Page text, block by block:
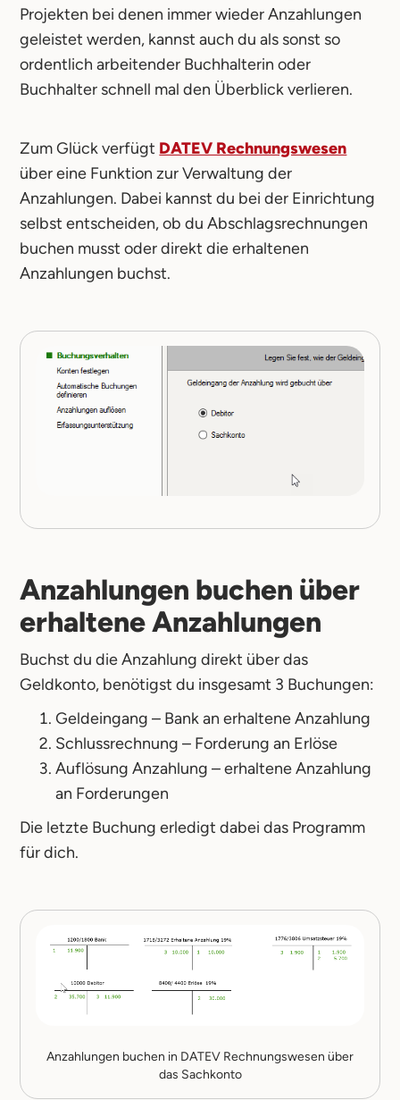
Projekten bei denen immer wieder Anzahlungen
geleistet werden, kannst auch du als sonst so
ordentlich arbeitender Buchhalterin oder
Buchhalter schnell mal den Überblick verlieren.
Zum Glück verfügt DATEV Rechnungswesen
über eine Funktion zur Verwaltung der
Anzahlungen. Dabei kannst du bei der Einrichtung
selbst entscheiden, ob du Abschlagsrechnungen
buchen musst oder direkt die erhaltenen
Anzahlungen buchst.
Anzahlungen buchen über
erhaltene Anzahlungen
Buchst du die Anzahlung direkt über das
Geldkonto, benötigst du insgesamt 3 Buchungen:
Geldeingang – Bank an erhaltene Anzahlung
Schlussrechnung – Forderung an Erlöse
Auflösung Anzahlung – erhaltene Anzahlung
an Forderungen
Die letzte Buchung erledigt dabei das Programm
für dich.
Anzahlungen buchen in DATEV Rechnungswesen über
das Sachkonto